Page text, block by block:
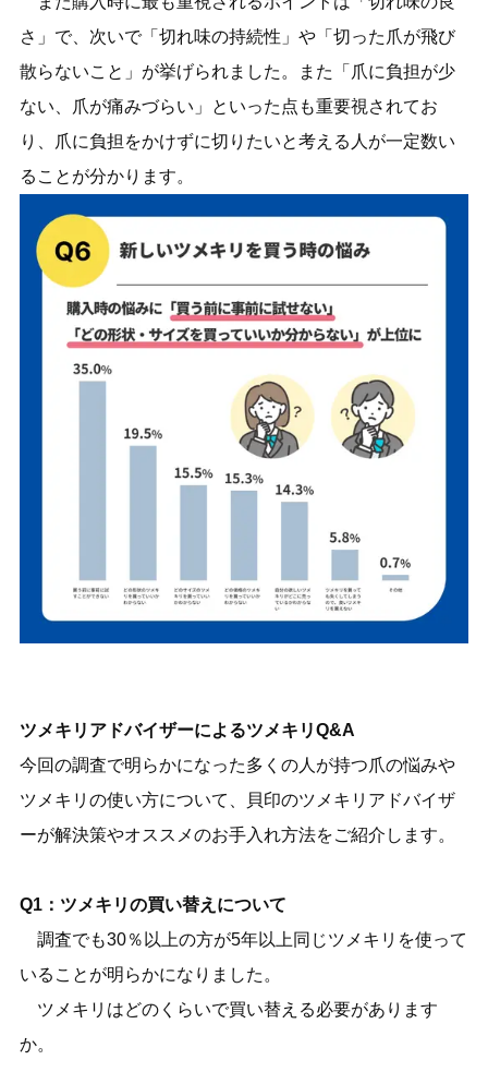
さ」で、次いで「切れ味の持続性」や「切った爪が飛び
散らないこと」が挙げられました。また「爪に負担が少
ない、爪が痛みづらい」といった点も重要視されてお
り、爪に負担をかけずに切りたいと考える人が一定数い
ることが分かります。
ツメキリアドバイザーによるツメキリQ&A
今回の調査で明らかになった多くの人が持つ爪の悩みや
ツメキリの使い方について、貝印のツメキリアドバイザ
ーが解決策やオススメのお手入れ方法をご紹介します。
Q1：ツメキリの買い替えについて
調査でも30％以上の方が5年以上同じツメキリを使って
いることが明らかになりました。
ツメキリはどのくらいで買い替える必要があります
か。